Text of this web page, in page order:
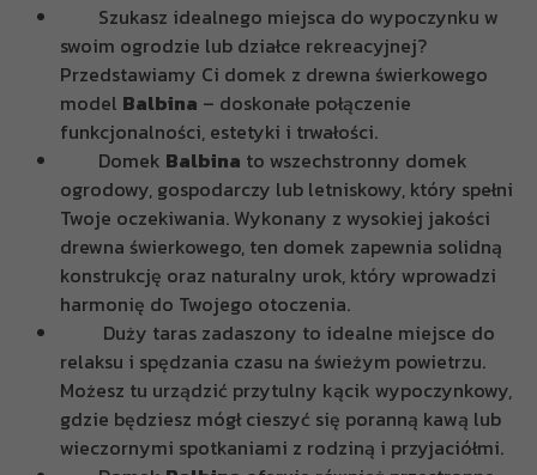
Szukasz idealnego miejsca do wypoczynku w
swoim ogrodzie lub działce rekreacyjnej?
Przedstawiamy Ci domek z drewna świerkowego
model Balbina – doskonałe połączenie
funkcjonalności, estetyki i trwałości.
Domek Balbina to wszechstronny domek
ogrodowy, gospodarczy lub letniskowy, który spełni
Twoje oczekiwania. Wykonany z wysokiej jakości
drewna świerkowego, ten domek zapewnia solidną
konstrukcję oraz naturalny urok, który wprowadzi
harmonię do Twojego otoczenia.
Duży taras zadaszony to idealne miejsce do
relaksu i spędzania czasu na świeżym powietrzu.
Możesz tu urządzić przytulny kącik wypoczynkowy,
gdzie będziesz mógł cieszyć się poranną kawą lub
wieczornymi spotkaniami z rodziną i przyjaciółmi.